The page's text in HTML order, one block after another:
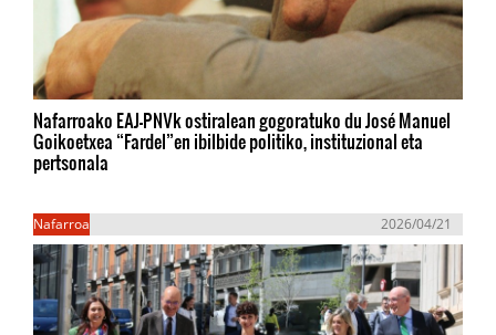
Nafarroako EAJ-PNVk ostiralean gogoratuko du José Manuel
Goikoetxea “Fardel”en ibilbide politiko, instituzional eta
pertsonala
Nafarroa 2026/04/21